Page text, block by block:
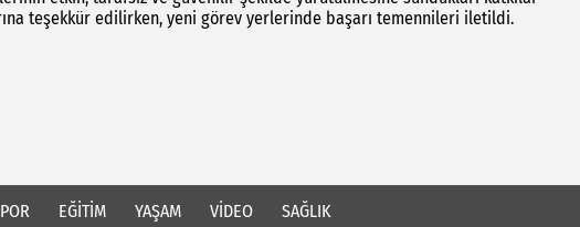
teşekkür edilirken, yeni görev yerlerinde başarı temennileri iletildi.
EĞİTİM YAŞAM VİDEO SAĞLIK